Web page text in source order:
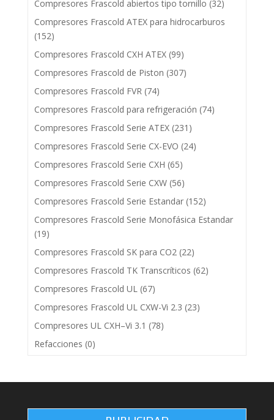
Compresores Frascold abiertos tipo tornillo (32)
Compresores Frascold ATEX para hidrocarburos
(152)
Compresores Frascold CXH ATEX (99)
Compresores Frascold de Piston (307)
Compresores Frascold FVR (74)
Compresores Frascold para refrigeración (74)
Compresores Frascold Serie ATEX (231)
Compresores Frascold Serie CX-EVO (24)
Compresores Frascold Serie CXH (65)
Compresores Frascold Serie CXW (56)
Compresores Frascold Serie Estandar (152)
Compresores Frascold Serie Monofásica Estandar
(19)
Compresores Frascold SK para CO2 (22)
Compresores Frascold TK Transcríticos (62)
Compresores Frascold UL (67)
Compresores Frascold UL CXW-Vi 2.3 (23)
Compresores UL CXH–Vi 3.1 (78)
Refacciones (0)